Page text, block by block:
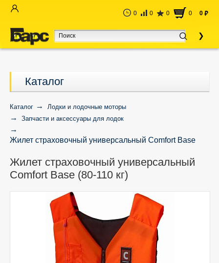
0 0 0 0 0 руб
Каталог
Каталог
Лодки и лодочные моторы
Запчасти и аксессуары для лодок
Жилет страховочный универсальный Comfort Base
Жилет страховочный универсальный
Comfort Base (80-110 кг)